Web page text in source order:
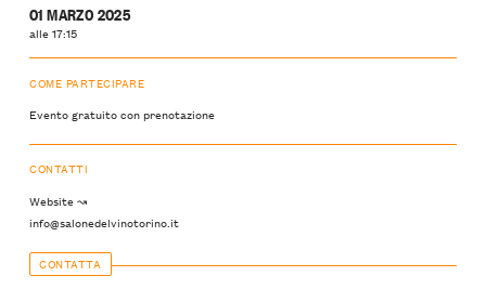
01 MARZO 2025
alle 17:15
COME PARTECIPARE
Evento gratuito con prenotazione
CONTATTI
Website ↝
info@salonedelvinotorino.it
CONTATTA